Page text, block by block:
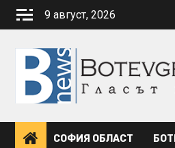
Skip
9 август, 2026
СОФИЯ ОБЛАСТ